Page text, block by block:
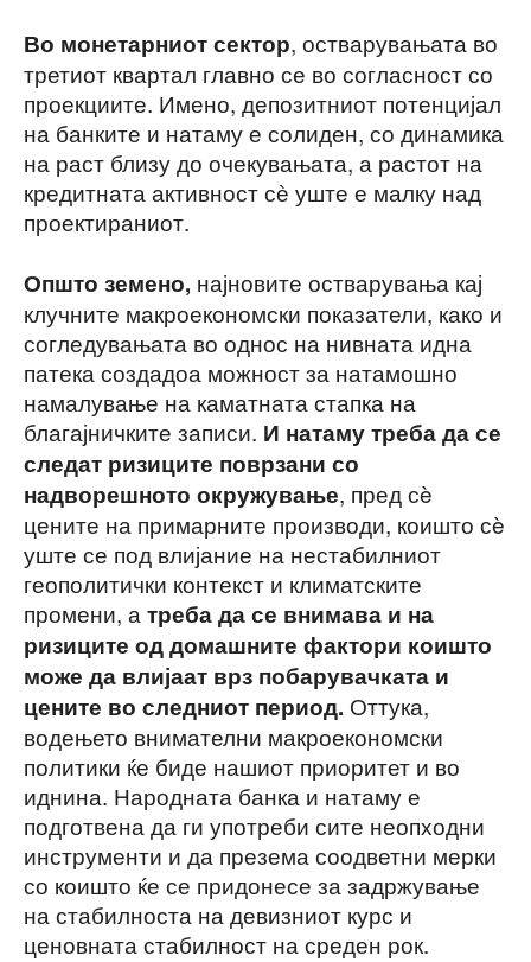
Во монетарниот сектор, остварувањата во
третиот квартал главно се во согласност со
проекциите. Имено, депозитниот потенцијал
на банките и натаму е солиден, со динамика
на раст близу до очекувањата, а растот на
кредитната активност сѐ уште е малку над
проектираниот.
Општо земено, најновите остварувања кај
клучните макроекономски показатели, како и
согледувањата во однос на нивната идна
патека создадоа можност за натамошно
намалување на каматната стапка на
благајничките записи. И натаму треба да се
следат ризиците поврзани со
надворешното окружување, пред сè
цените на примарните производи, коишто сè
уште се под влијание на нестабилниот
геополитички контекст и климатските
промени, атреба да се внимава и на
ризиците од домашните фактори коишто
може да влијаат врз побарувачката и
цените во следниот период. Оттука,
водењето внимателни макроекономски
политики ќе биде нашиот приоритет и во
иднина. Народната банка и натаму е
подготвена да ги употреби сите неопходни
инструменти и да презема соодветни мерки
со коишто ќе се придонесе за задржување
на стабилноста на девизниот курс и
ценовната стабилност на среден рок.